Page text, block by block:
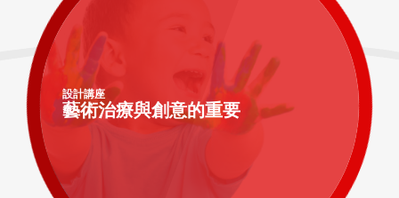
設計講座
藝術治療與創意的重要